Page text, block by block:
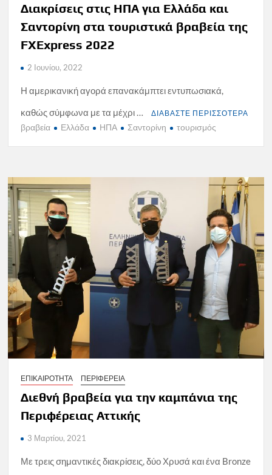
Διακρίσεις στις ΗΠΑ για Ελλάδα και
Σαντορίνη στα τουριστικά βραβεία της
FXExpress 2022
2 Ιουνίου, 2022
Η αμερικανική αγορά επανακάμπτει εντυπωσιακά,
καθώς σύμφωνα με τα μέχρι …
ΔΙΑΒΑΣΤΕ ΠΕΡΙΣΣΟΤΕΡΑ
βραβεία Ελλάδα ΗΠΑ Σαντορίνη τουρισμός
ΕΠΙΚΑΙΡΟΤΗΤΑ ΠΕΡΙΦΕΡΕΙΑ
Διεθνή βραβεία για την καμπάνια της
Περιφέρειας Αττικής
3 Μαρτίου, 2021
Με τρεις σημαντικές διακρίσεις, δύο Χρυσά και ένα Bronze